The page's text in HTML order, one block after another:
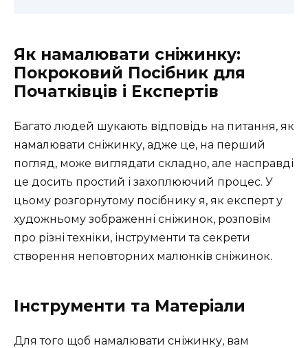
Як намалювати сніжинку:
Покроковий Посібник для
Початківців і Експертів
Багато людей шукають відповідь на питання, як
намалювати сніжинку, адже це, на перший
погляд, може виглядати складно, але насправді
це досить простий і захоплюючий процес. У
цьому розгорнутому посібнику я, як експерт у
художньому зображенні сніжинок, розповім
про різні техніки, інструменти та секрети
створення неповторних малюнків сніжинок.
Інструменти та Матеріали
Для того щоб намалювати сніжинку, вам